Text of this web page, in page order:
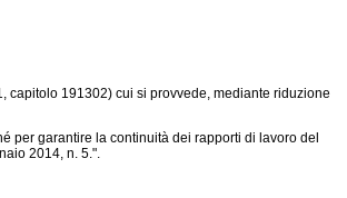
capitolo 191302) cui si provvede, mediante riduzione
per garantire la continuità dei rapporti di lavoro del
2014, n. 5.".